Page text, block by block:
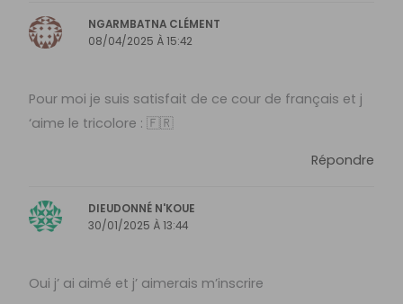
NGARMBATNA CLÉMENT
08/04/2025 À 15:42
Pour moi je suis satisfait de ce cour de français et j
‘aime le tricolore : 🇫🇷
Répondre
DIEUDONNÉ N'KOUE
30/01/2025 À 13:44
Oui j’ ai aimé et j’ aimerais m’inscrire